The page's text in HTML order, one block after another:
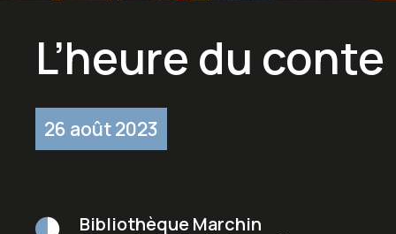
L’heure du conte
26 août 2023
Bibliothèque Marchin